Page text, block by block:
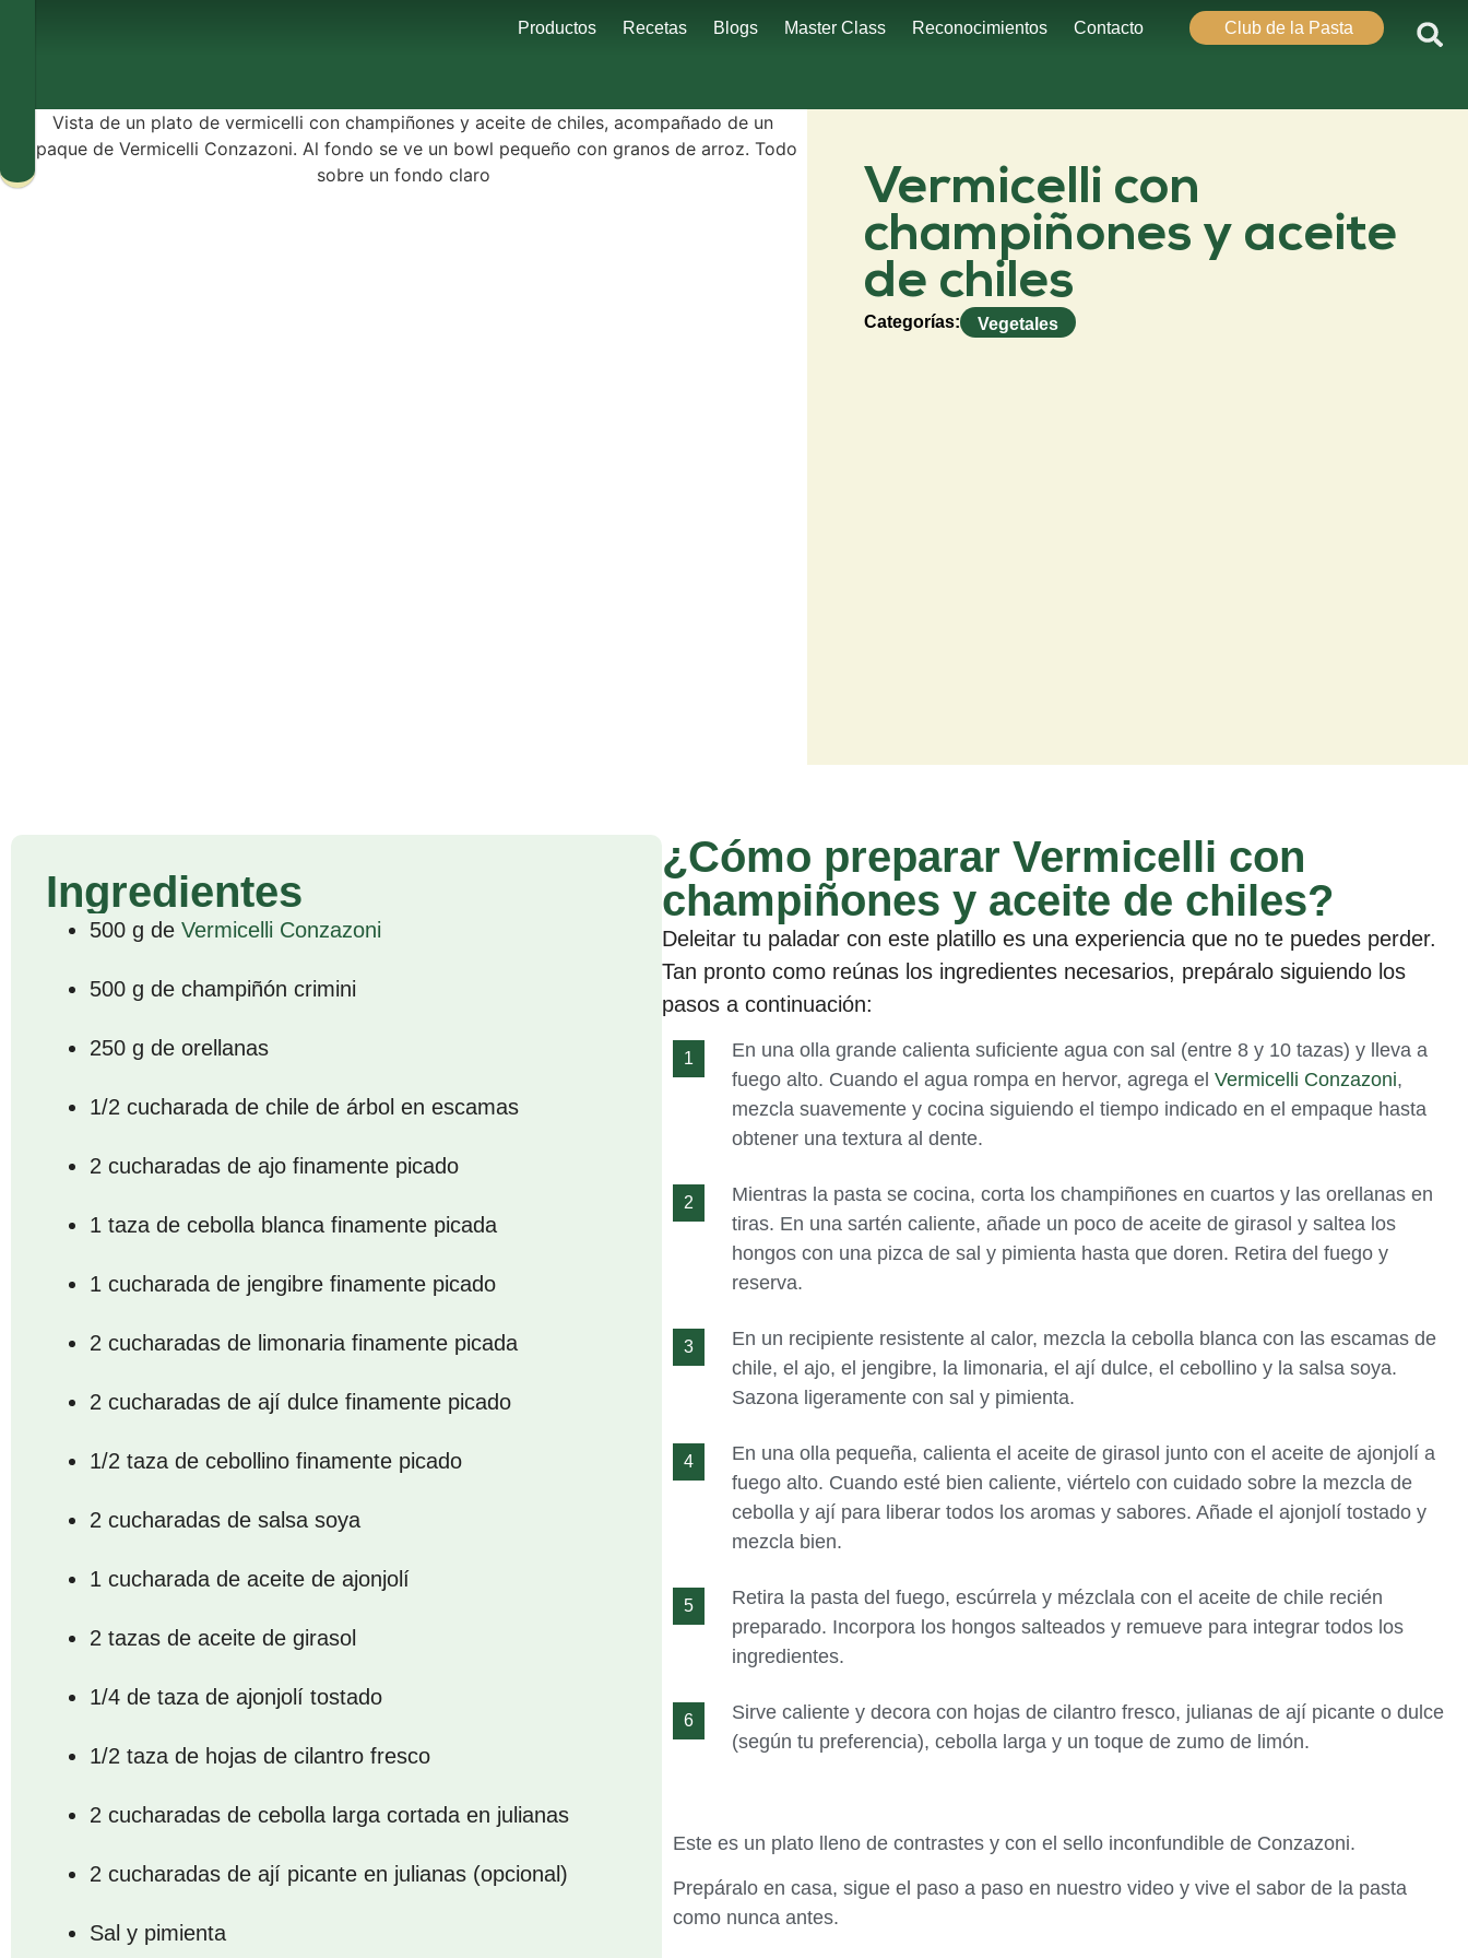
Productos Recetas Blogs Master Class Reconocimientos Contacto Club de la Pasta
Vermicelli con
champiñones y aceite
de chiles
Categorías: Vegetales
Ingredientes
500 g de Vermicelli Conzazoni
500 g de champiñón crimini
250 g de orellanas
1/2 cucharada de chile de árbol en escamas
2 cucharadas de ajo finamente picado
1 taza de cebolla blanca finamente picada
1 cucharada de jengibre finamente picado
2 cucharadas de limonaria finamente picada
2 cucharadas de ají dulce finamente picado
1/2 taza de cebollino finamente picado
2 cucharadas de salsa soya
1 cucharada de aceite de ajonjolí
2 tazas de aceite de girasol
1/4 de taza de ajonjolí tostado
1/2 taza de hojas de cilantro fresco
2 cucharadas de cebolla larga cortada en julianas
2 cucharadas de ají picante en julianas (opcional)
Sal y pimienta
¿Cómo preparar Vermicelli con
champiñones y aceite de chiles?
Deleitar tu paladar con este platillo es una experiencia que no te puedes perder.
Tan pronto como reúnas los ingredientes necesarios, prepáralo siguiendo los
pasos a continuación:
En una olla grande calienta suficiente agua con sal (entre 8 y 10 tazas) y lleva a
fuego alto. Cuando el agua rompa en hervor, agrega elVermicelli Conzazoni,
mezcla suavemente y cocina siguiendo el tiempo indicado en el empaque hasta
obtener una textura al dente.
Mientras la pasta se cocina, corta los champiñones en cuartos y las orellanas en
tiras. En una sartén caliente, añade un poco de aceite de girasol y saltea los
hongos con una pizca de sal y pimienta hasta que doren. Retira del fuego y
reserva.
En un recipiente resistente al calor, mezcla la cebolla blanca con las escamas de
chile, el ajo, el jengibre, la limonaria, el ají dulce, el cebollino y la salsa soya.
Sazona ligeramente con sal y pimienta.
En una olla pequeña, calienta el aceite de girasol junto con el aceite de ajonjolí a
fuego alto. Cuando esté bien caliente, viértelo con cuidado sobre la mezcla de
cebolla y ají para liberar todos los aromas y sabores. Añade el ajonjolí tostado y
mezcla bien.
Retira la pasta del fuego, escúrrela y mézclala con el aceite de chile recién
preparado. Incorpora los hongos salteados y remueve para integrar todos los
ingredientes.
Sirve caliente y decora con hojas de cilantro fresco, julianas de ají picante o dulce
(según tu preferencia), cebolla larga y un toque de zumo de limón.
Este es un plato lleno de contrastes y con el sello inconfundible de Conzazoni.
Prepáralo en casa, sigue el paso a paso en nuestro video y vive el sabor de la pasta
como nunca antes.